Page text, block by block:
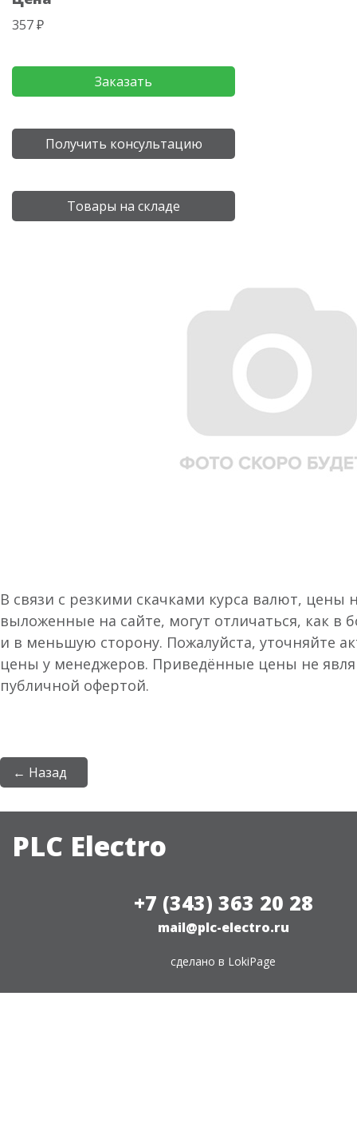
357 ₽
Заказать
Получить консультацию
Товары на складе
В связи с резкими скачками курса валют, цены
выложенные на сайте, могут отличаться, как в
и в меньшую сторону. Пожалуйста, уточняйте
цены у менеджеров. Приведённые цены не
публичной офертой.
← Назад
PLC Electro
+7 (343) 363 20 28
mail@plc-electro.ru
сделано в LokiPage